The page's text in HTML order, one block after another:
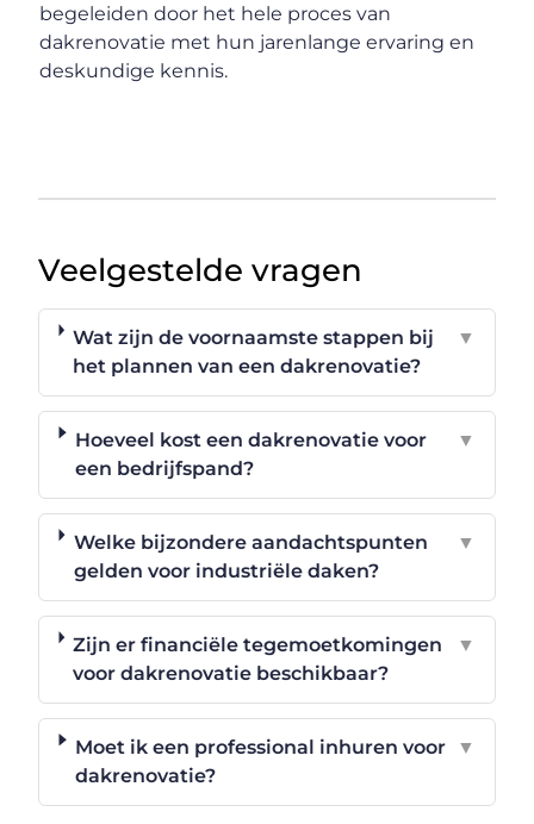
begeleiden door het hele proces van
dakrenovatie met hun jarenlange ervaring en
deskundige kennis.
Veelgestelde vragen
Wat zijn de voornaamste stappen bij
het plannen van een dakrenovatie?
▼
Hoeveel kost een dakrenovatie voor
een bedrijfspand?
▼
Welke bijzondere aandachtspunten
gelden voor industriële daken?
▼
Zijn er financiële tegemoetkomingen
voor dakrenovatie beschikbaar?
▼
Moet ik een professional inhuren voor
dakrenovatie?
▼